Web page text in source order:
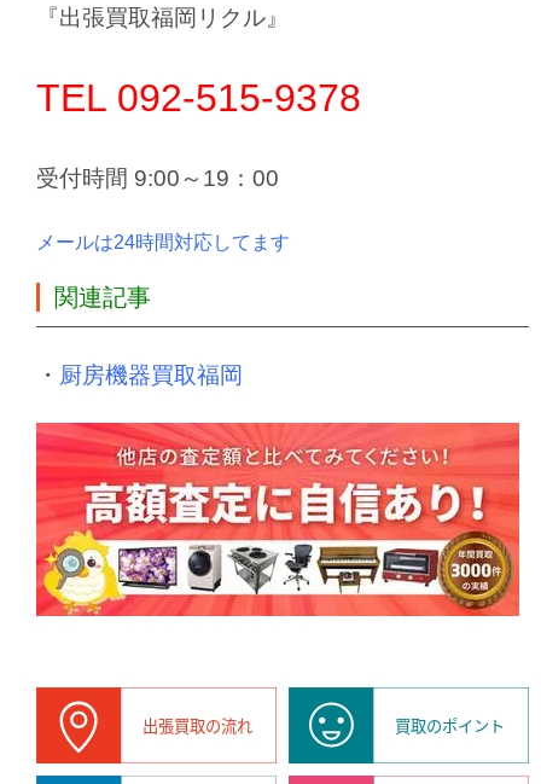
『出張買取福岡リクル』
TEL 092-515-9378
受付時間 9:00～19：00
メールは24時間対応してます
関連記事
・ 厨房機器買取福岡